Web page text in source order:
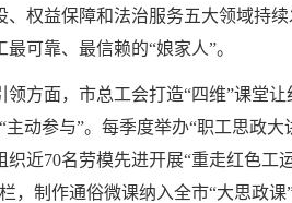
、权益保障和法治服务五大领域持
可靠、最信赖的“娘家人”。
领方面，市总工会打造“四维”课堂
主动参与”。每季度举办“职工思政
织近70名劳模先进开展“重走红色工
，制作通俗微课纳入全市“大思政